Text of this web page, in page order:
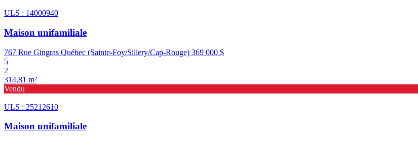
ULS : 14000940
Maison unifamiliale
767 Rue Gingras Québec (Sainte-Foy/Sillery/Cap-Rouge) 369 000 $
5
2
314,81 m²
Vendu
ULS : 25212610
Maison unifamiliale